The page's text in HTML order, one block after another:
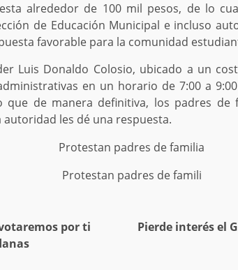
alrededor de 100 mil pesos, de lo
de Educación Municipal e incluso
favorable para la comunidad
Luis Donaldo Colosio, ubicado a un
en un horario de 7:00 a
de manera definitiva, los padres de
les dé una respuesta.
por ti
Pierde interés el